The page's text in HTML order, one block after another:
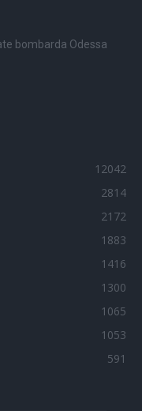
bombarda Odessa
12042
2814
2172
1883
1416
1300
1065
1053
591